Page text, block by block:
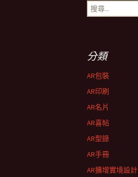
搜
尋
分類
AR包裝
AR印刷
AR名片
AR喜帖
AR型錄
AR手冊
AR擴增實境設計